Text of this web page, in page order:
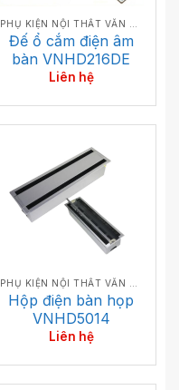
Đế ổ cắm điện âm
bàn VNHD216DE
Liên hệ
Hộp điện bàn họp
VNHD5014
Liên hệ